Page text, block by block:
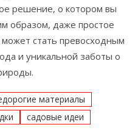
решение, о котором вы
образом, даже простое
стать превосходным
и уникальной заботы о
материалы
садовые идеи